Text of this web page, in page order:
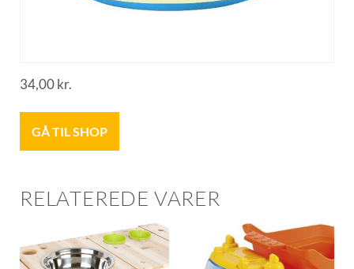
34,00kr.
GÅ TIL SHOP
RELATEREDE VARER